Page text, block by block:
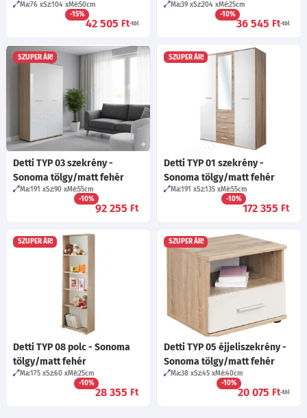
Ma:76 Sz:104 Mé:50cm
-15%
42 505 Ft-tól
Ma:39 Sz:204 Mé:25cm
-10%
36 545 Ft-tól
SZUPER ÁR!
Detti TYP 03 szekrény -
Sonoma tölgy/matt fehér
Ma:191 Sz:90 Mé:55cm
-10%
92 255 Ft
SZUPER ÁR!
Detti TYP 01 szekrény -
Sonoma tölgy/matt fehér
Ma:191 Sz:135 Mé:55cm
-10%
172 355 Ft
SZUPER ÁR!
Detti TYP 08 polc - Sonoma
tölgy/matt fehér
Ma:175 Sz:60 Mé:25cm
-10%
28 355 Ft
SZUPER ÁR!
Detti TYP 05 éjjeliszekrény -
Sonoma tölgy/matt fehér
Ma:38 Sz:45 Mé:40cm
-10%
20 075 Ft-tól